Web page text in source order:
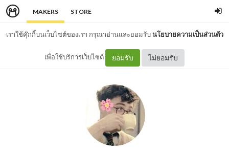
MAKERS STORE
เราใช้คุ๊กกี้บนเว็บไซต์ของเรา กรุณาอ่านและยอมรับนโยบายความเป็นส่วนตัว
เพื่อใช้บริการเว็บไซต์ ยอมรับ ไม่ยอมรับ